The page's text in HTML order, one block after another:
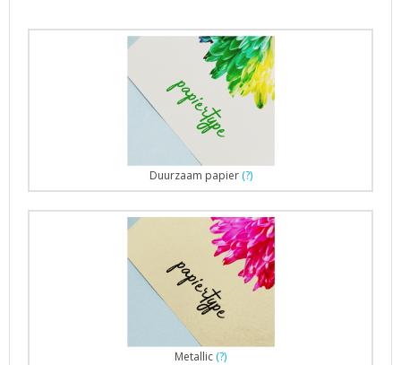
Duurzaam papier (?)
Metallic (?)